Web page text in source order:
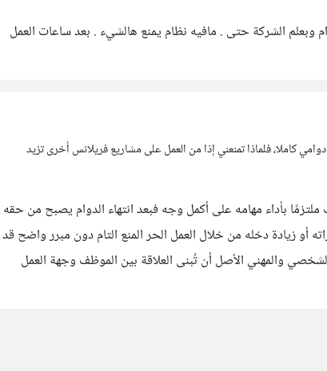
وبعلم الشركة حتى . مافيه نظام يمنع هالشيء . بعد ساعات العمل
كاملا، فلماذا تمنعني إذا من العمل على مشاريع فريلانس أخرى تزيد
بأداء مهامه على أكمل وجه فبعد انتهاء الدوام يصبح من حقه
أو زيادة دخله من خلال العمل الحر المنع التام دون مبرر واضح قد
والمهني الأصل أن تُبنى العلاقة بين الموظف وجهة العمل